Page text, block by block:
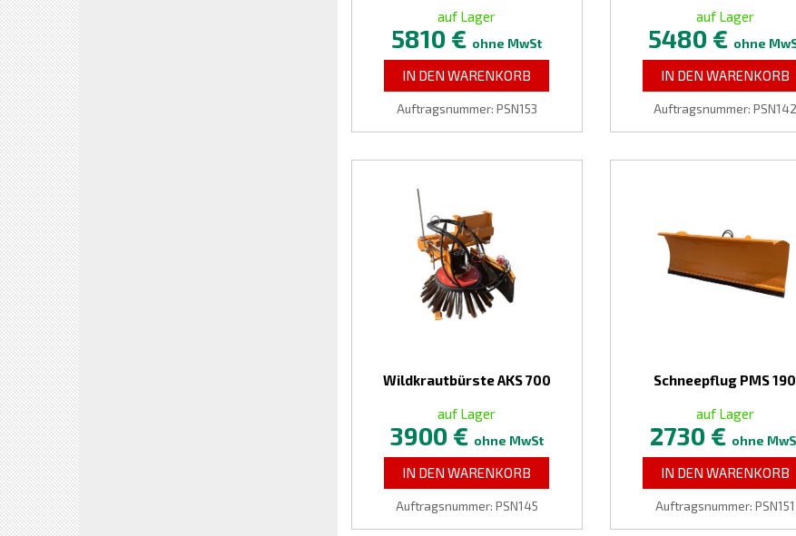
auf Lager
5810 € ohne MwSt
IN DEN WARENKORB
Auftragsnummer: PSN153
auf Lager
5480 € ohne
IN DEN WARENKORB
Auftragsnummer: PSN142
Wildkrautbürste AKS 700
auf Lager
3900 € ohne MwSt
IN DEN WARENKORB
Auftragsnummer: PSN145
Schneepflug PMS 190
auf Lager
2730 € ohne
IN DEN WARENKORB
Auftragsnummer: PSN151